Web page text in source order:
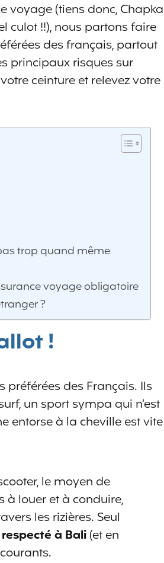
voyage (tiens donc, Chapka
culot !!), nous partons faire
des français, partout
principaux risques sur
ceinture et relevez votre
trop quand même
voyage obligatoire
?
!
préférées des Français. Ils
un sport sympa qui n’est
entorse à la cheville est vite
le moyen de
à louer et à conduire,
les rizières. Seul
à Bali(et en